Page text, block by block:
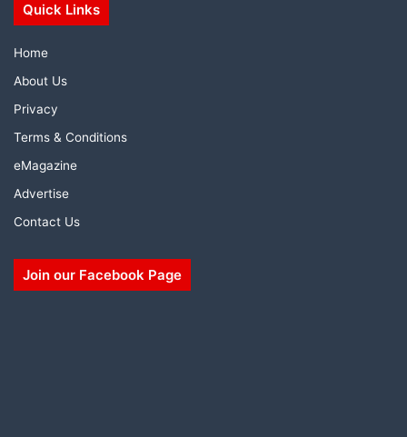
Quick Links
Home
About Us
Privacy
Terms & Conditions
eMagazine
Advertise
Contact Us
Join our Facebook Page